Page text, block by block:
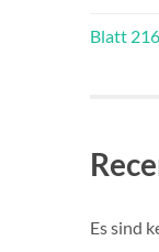
Blatt
Es sind